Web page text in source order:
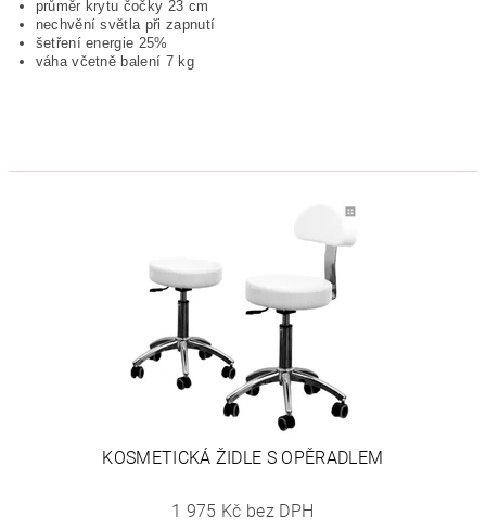
průměr krytu čočky 23 cm
nechvění světla při zapnutí
šetření energie 25%
váha včetně balení 7 kg
KOSMETICKÁ ŽIDLE S OPĚRADLEM
1 975 Kč bez DPH